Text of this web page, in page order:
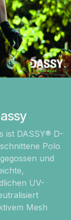
ist DASSY® D-
Polo
und
UV-
Mesh